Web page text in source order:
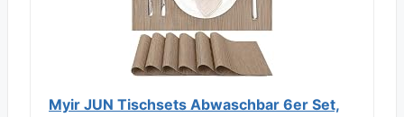
Myir JUN Tischsets Abwaschbar 6er Set,